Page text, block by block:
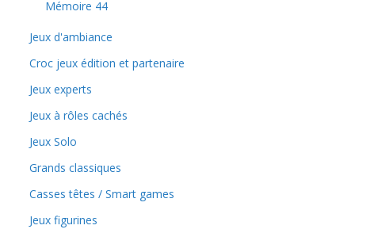
Mémoire 44
Jeux d'ambiance
Croc jeux édition et partenaire
Jeux experts
Jeux à rôles cachés
Jeux Solo
Grands classiques
Casses têtes / Smart games
Jeux figurines